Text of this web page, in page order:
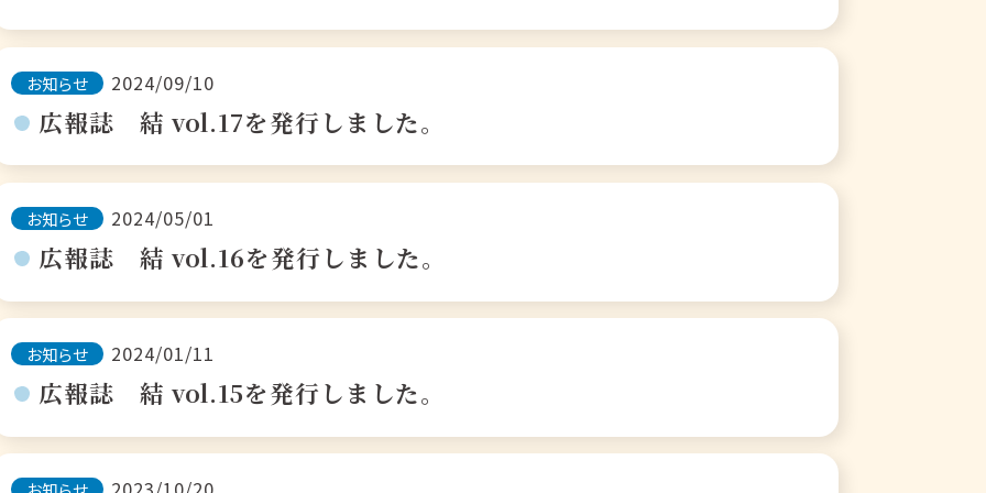
お知らせ 2024/09/10
広報誌 結 vol.17を発行しました。
お知らせ 2024/05/01
広報誌 結 vol.16を発行しました。
お知らせ 2024/01/11
広報誌 結 vol.15を発行しました。